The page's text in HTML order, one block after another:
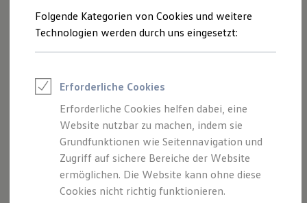
Saisonangebote
Reifenpakete
Leasing
Leasing-Angebote
Elektroauto Leasing
Kleinwagen-Leasing
Leasing ohne Anzahlung
Finanzierung
Autokredit mit Schlussrate
Versicherungen und Garantien
Kfz-Versicherung
Restschuldversicherungen
Garantien
Erweitern Sie die Ausstattung Ihres Volkswagen
dem Fahrzeugkauf. Viele nützliche Funktionen lassen sich
Upgrade flexibel nachträglich freischalten.
Das konkret verfügbare Angebot kann im In-Car Shop,
Folgende Kategorien von Cookies und weitere
Technologien werden durch uns eingesetzt:
Erforderliche Cookies
Erforderliche Cookies helfen dabei, eine
Website nutzbar zu machen, indem sie
Grundfunktionen wie Seitennavigation und
Zugriff auf sichere Bereiche der Website
ermöglichen. Die Website kann ohne diese
Cookies nicht richtig funktionieren.